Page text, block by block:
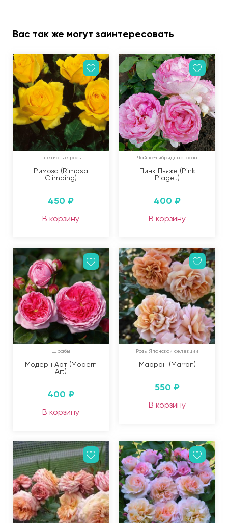
Вас так же могут заинтересовать
Плетистые розы
Римоза (Rimosa
Climbing)
450 ₽
В корзину
Чайно-гибридные розы
Пинк Пьяже (Pink
Piaget)
400 ₽
В корзину
Шрабы
Модерн Арт (Modern
Art)
400 ₽
В корзину
Розы Японской селекции
Маррон (Marron)
550 ₽
В корзину